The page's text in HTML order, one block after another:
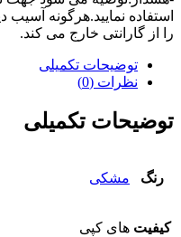
نمایید.هرگونه آسیب
گارانتی خارج می کند.
توضیحات تکمیلی
نظرات (0)
تکمیلی
مشکی
های کپی